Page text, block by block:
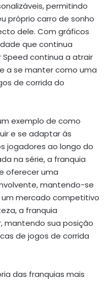
permitindo
próprio carro de sonho
dele. Com gráficos
que continua
Speed continua a atrair
a se manter como uma
de corrida do
exemplo de como
e se adaptar às
jogadores ao longo do
na série, a franquia
oferecer uma
mantendo-se
mercado competitivo
a franquia
mantendo sua posição
de jogos de corrida
das franquias mais